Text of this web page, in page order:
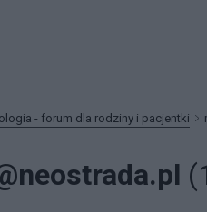
- forum dla rodziny i pacjentki